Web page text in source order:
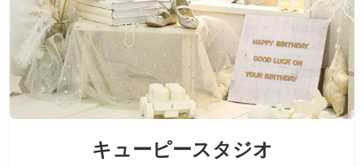
キューピースタジオ